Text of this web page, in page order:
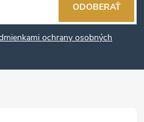
ochrany osobných
ODOBERAŤ